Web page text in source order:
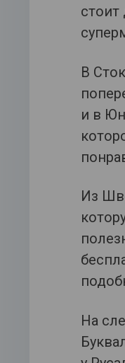
стоит
В
и в
Из
На